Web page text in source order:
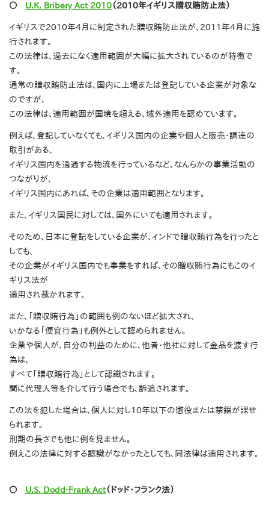
〇 U.K. Bribery Act 2010 （2010年イギリス贈収賄防止法）
イギリスで2010年4月に制定された贈収賄防止法が、2011年4月に施
行されます。
この法律は、過去になく適用範囲が大幅に拡大されているのが特徴で
す。
通常の贈収賄防止法は、国内に上場または登記している企業が対象な
のですが、
この法律は、適用範囲が国境を超える、域外適用を認めています。
例えば、登記していなくても、イギリス国内の企業や個人と販売・調達の
取引がある、
イギリス国内を通過する物流を行っているなど、なんらかの事業活動の
つながりが、
イギリス国内にあれば、その企業は適用範囲となります。
また、イギリス国民に対しては、国外にいても適用されます。
そのため、日本に登記をしている企業が、インドで贈収賄行為を行ったと
しても、
その企業がイギリス国内でも事業をすれば、その贈収賄行為にもこのイ
ギリス法が
適用され裁かれます。
また、「贈収賄行為」の範囲も例のないほど拡大され、
いかなる「便宜行為」も例外として認められません。
企業や個人が、自分の利益のために、他者・他社に対して金品を渡す行
為は、
すべて「贈収賄行為」として認識されます。
間に代理人等を介して行う場合でも、訴追されます。
この法を犯した場合は、個人に対し10年以下の懲役または禁錮が課せ
られます。
刑期の長さでも他に例を見ません。
例えこの法律に対する認識がなかったとしても、同法律は適用されます。
〇 U.S. Dodd-Frank Act （ドッド・フランク法）